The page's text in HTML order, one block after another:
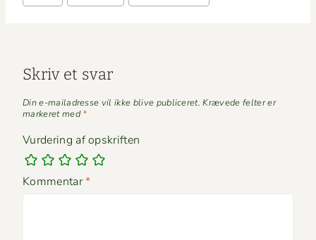
tags:
Skriv et svar
Din e-mailadresse vil ikke blive publiceret. Krævede felter er
markeret med*
Vurdering af opskriften
Kommentar*